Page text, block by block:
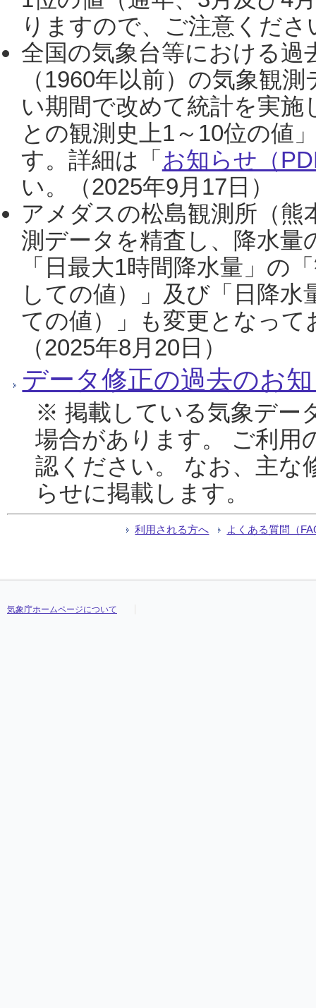
りますので、ご注意くだ
全国の気象台等における過
（1960年以前）の気象観
い期間で改めて統計を実
との観測史上1～10位の値
す。詳細は「 お知らせ（
い。（2025年9月17日）
アメダスの松島観測所（熊
測データを精査し、降水
「日最大1時間降水量」の
しての値）」及び「日降
ての値）」も変更となっ
（2025年8月20日）
データ修正の過去のお
※ 掲載している気象デー
場合があります。 ご利用
認ください。 なお、主な
らせに掲載します。
利用される方へ よくある質問（
気象庁ホームページについて